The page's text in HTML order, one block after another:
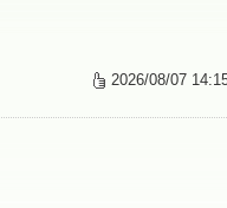
2026/08/07